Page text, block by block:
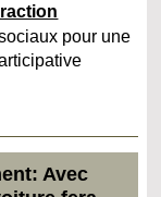
pour une
Avec